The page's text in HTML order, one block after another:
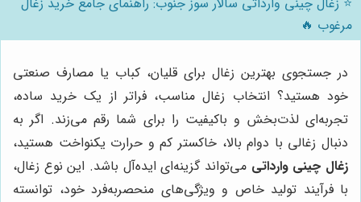
مرغوب 🔥
در جستجوی بهترین زغال برای قلیان، کباب یا مصارف صنعتی
خود هستید؟ انتخاب زغال مناسب، فراتر از یک خرید ساده،
تجربه‌ای لذت‌بخش و باکیفیت را برای شما رقم می‌زند. اگر به
دنبال زغالی با دوام بالا، خاکستر کم و حرارت یکنواخت هستید،
زغال چینی وارداتی می‌تواند گزینه‌ای ایده‌آل باشد. این نوع زغال،
با فرآیند تولید خاص و ویژگی‌های منحصربه‌فرد خود، توانسته